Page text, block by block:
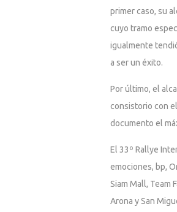
primer caso, su
cuyo tramo
igualmente
a ser un éxito.
Por último, el
consistorio con
documento el
El 33º Rallye
emociones, bp,
Siam Mall, Team
Arona y San